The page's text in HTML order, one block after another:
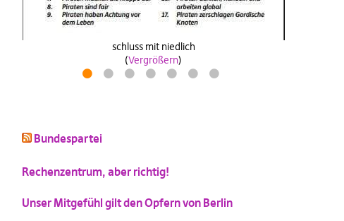
schluss mit niedlich
(Vergrößern)
Katzenbild-Piratenpartei
(Vergrößern)
1 2 3 4 5 6 7
Bundespartei
Rechenzentrum, aber richtig!
Unser Mitgefühl gilt den Opfern von Berlin